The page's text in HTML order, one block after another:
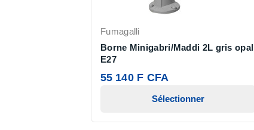
Fumagalli
Borne Minigabri/Maddi 2L gris opal
E27
55 140 F CFA
Sélectionner